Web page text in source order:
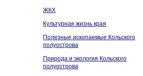
ЖКХ
Культурная жизнь края
Полезные ископаемые Кольского
полуострова
Природа и экология Кольского
полуострова